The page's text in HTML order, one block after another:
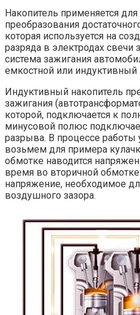
Накопитель применяется
преобразования
которая используется на
разряда в электродах свечи
система зажигания
емкостной или индуктивный
Индуктивный накопитель
зажигания
которой, подключается к
минусовой полюс
разрыва. В процессе работы
возьмем для примера
обмотке наводится
время во вторичной
напряжение, необходимое
воздушного зазора.